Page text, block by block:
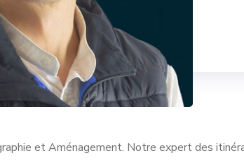
et Aménagement. Notre expert des